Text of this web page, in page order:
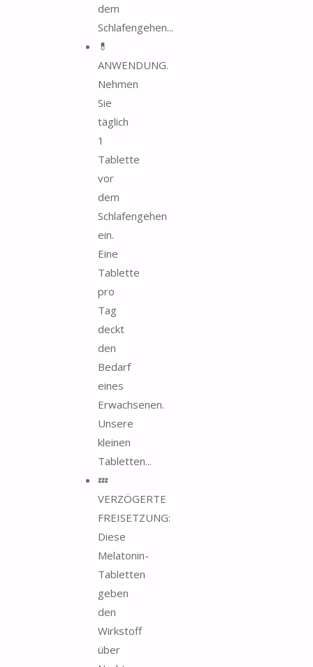
dem
Schlafengehen...
💊
ANWENDUNG.
Nehmen
Sie
täglich
1
Tablette
vor
dem
Schlafengehen
ein.
Eine
Tablette
pro
Tag
deckt
den
Bedarf
eines
Erwachsenen.
Unsere
kleinen
Tabletten...
💤
VERZÖGERTE
FREISETZUNG:
Diese
Melatonin-
Tabletten
geben
den
Wirkstoff
über